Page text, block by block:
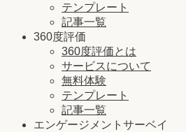
テンプレート
記事一覧
360度評価
360度評価とは
サービスについて
無料体験
テンプレート
記事一覧
エンゲージメントサーベイ